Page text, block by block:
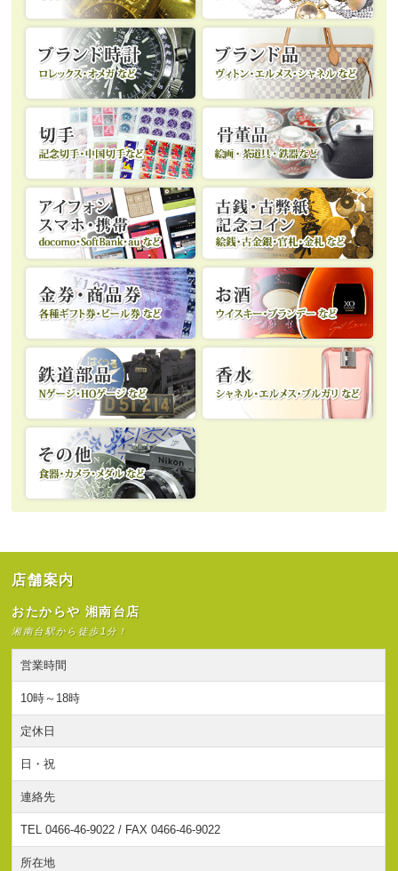
店舗案内
おたからや 湘南台店
湘南台駅から徒歩1分！
営業時間
10時～18時
定休日
日・祝
連絡先
TEL 0466-46-9022 / FAX 0466-46-9022
所在地